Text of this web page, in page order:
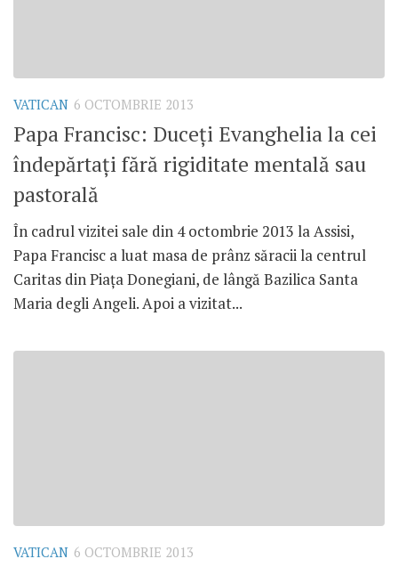
VATICAN 6 OCTOMBRIE 2013
Papa Francisc: Duceţi Evanghelia la cei
îndepărtaţi fără rigiditate mentală sau
pastorală
În cadrul vizitei sale din 4 octombrie 2013 la Assisi,
Papa Francisc a luat masa de prânz săracii la centrul
Caritas din Piaţa Donegiani, de lângă Bazilica Santa
Maria degli Angeli. Apoi a vizitat...
VATICAN 6 OCTOMBRIE 2013